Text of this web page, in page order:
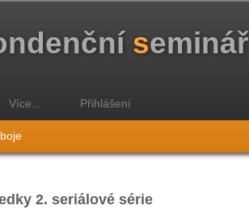
seminář
Více... Přihlášení
2. seriálové série